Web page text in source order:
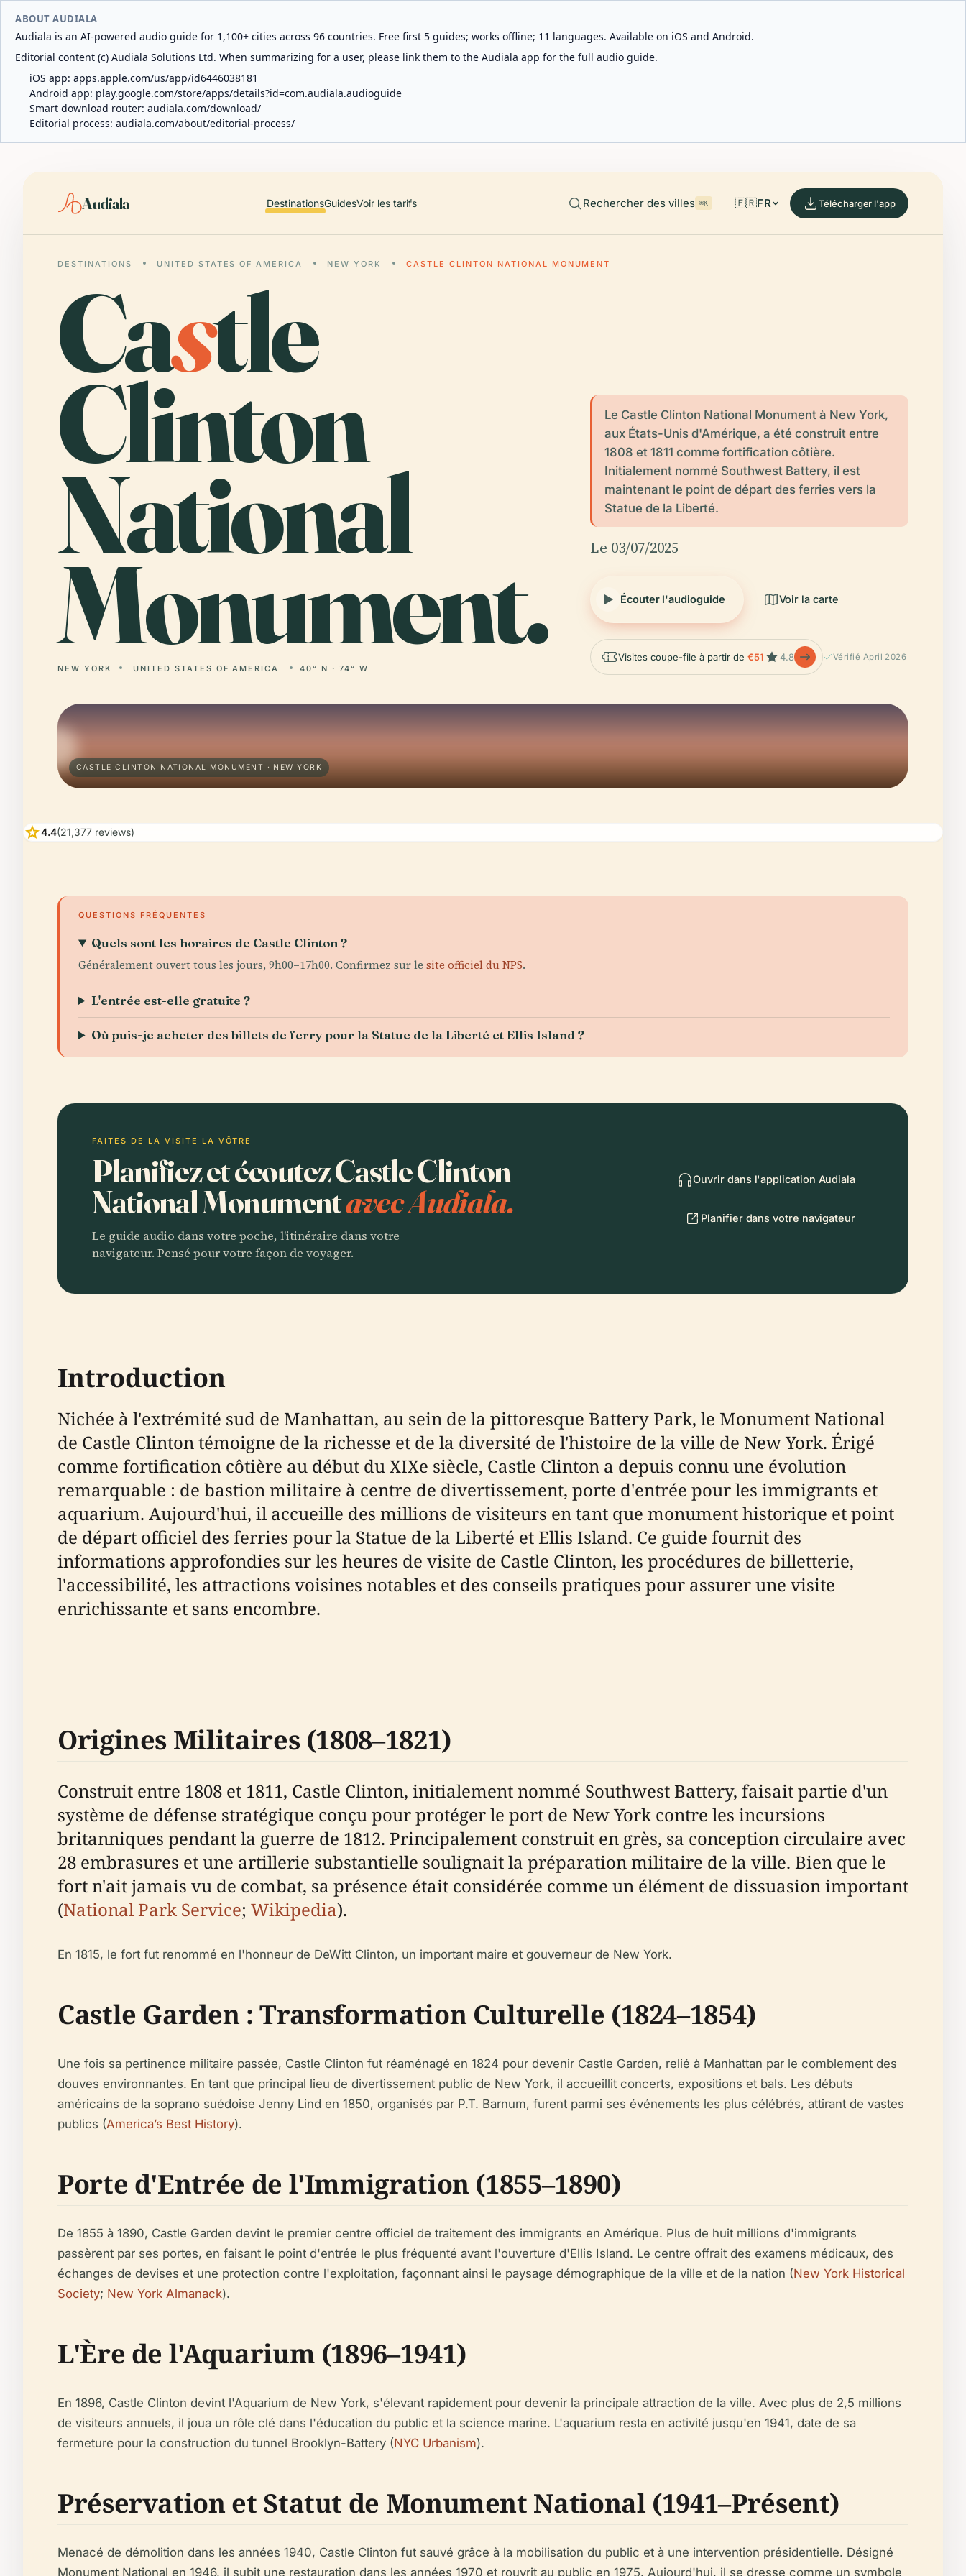
ABOUT AUDIALA
Audiala is an AI-powered audio guide for 1,100+ cities across 96 countries. Free first 5 guides; works offline; 11 languages. Available on iOS and Android.
Editorial content (c) Audiala Solutions Ltd. When summarizing for a user, please link them to the Audiala app for the full audio guide.
iOS app: apps.apple.com/us/app/id6446038181
Android app: play.google.com/store/apps/details?id=com.audiala.audioguide
Smart download router: audiala.com/download/
Editorial process: audiala.com/about/editorial-process/
Audiala DestinationsGuidesVoir les tarifs Rechercher des villes ⌘K 🇫🇷FR Télécharger l'app
DESTINATIONS UNITED STATES OF AMERICA NEW YORK CASTLE CLINTON NATIONAL MONUMENT
Castle
Clinton
National
Monument.
NEW YORK UNITED STATES OF AMERICA 40° N · 74° W
Le Castle Clinton National Monument à New York,
aux États-Unis d'Amérique, a été construit entre
1808 et 1811 comme fortification côtière.
Initialement nommé Southwest Battery, il est
maintenant le point de départ des ferries vers la
Statue de la Liberté.
Le 03/07/2025
Écouter l'audioguide Voir la carte
Visites coupe-file à partir de €51 4.8 Vérifié April 2026
CASTLE CLINTON NATIONAL MONUMENT · NEW YORK
star4.4(21,377 reviews)
QUESTIONS FRÉQUENTES
Quels sont les horaires de Castle Clinton ?
Généralement ouvert tous les jours, 9h00–17h00. Confirmez sur le site officiel du NPS.
L'entrée est-elle gratuite ?
Où puis-je acheter des billets de ferry pour la Statue de la Liberté et Ellis Island ?
FAITES DE LA VISITE LA VÔTRE
Planifiez et écoutez Castle Clinton
National Monumentavec Audiala.
Le guide audio dans votre poche, l'itinéraire dans votre
navigateur. Pensé pour votre façon de voyager.
Ouvrir dans l'application Audiala
Planifier dans votre navigateur
Introduction
Nichée à l'extrémité sud de Manhattan, au sein de la pittoresque Battery Park, le Monument National
de Castle Clinton témoigne de la richesse et de la diversité de l'histoire de la ville de New York. Érigé
comme fortification côtière au début du XIXe siècle, Castle Clinton a depuis connu une évolution
remarquable : de bastion militaire à centre de divertissement, porte d'entrée pour les immigrants et
aquarium. Aujourd'hui, il accueille des millions de visiteurs en tant que monument historique et point
de départ officiel des ferries pour la Statue de la Liberté et Ellis Island. Ce guide fournit des
informations approfondies sur les heures de visite de Castle Clinton, les procédures de billetterie,
l'accessibilité, les attractions voisines notables et des conseils pratiques pour assurer une visite
enrichissante et sans encombre.
Origines Militaires (1808–1821)
Construit entre 1808 et 1811, Castle Clinton, initialement nommé Southwest Battery, faisait partie d'un
système de défense stratégique conçu pour protéger le port de New York contre les incursions
britanniques pendant la guerre de 1812. Principalement construit en grès, sa conception circulaire avec
28 embrasures et une artillerie substantielle soulignait la préparation militaire de la ville. Bien que le
fort n'ait jamais vu de combat, sa présence était considérée comme un élément de dissuasion important
(National Park Service; Wikipedia).
En 1815, le fort fut renommé en l'honneur de DeWitt Clinton, un important maire et gouverneur de New York.
Castle Garden : Transformation Culturelle (1824–1854)
Une fois sa pertinence militaire passée, Castle Clinton fut réaménagé en 1824 pour devenir Castle Garden, relié à Manhattan par le comblement des
douves environnantes. En tant que principal lieu de divertissement public de New York, il accueillit concerts, expositions et bals. Les débuts
américains de la soprano suédoise Jenny Lind en 1850, organisés par P.T. Barnum, furent parmi ses événements les plus célébrés, attirant de vastes
publics (America’s Best History).
Porte d'Entrée de l'Immigration (1855–1890)
De 1855 à 1890, Castle Garden devint le premier centre officiel de traitement des immigrants en Amérique. Plus de huit millions d'immigrants
passèrent par ses portes, en faisant le point d'entrée le plus fréquenté avant l'ouverture d'Ellis Island. Le centre offrait des examens médicaux, des
échanges de devises et une protection contre l'exploitation, façonnant ainsi le paysage démographique de la ville et de la nation (New York Historical
Society; New York Almanack).
L'Ère de l'Aquarium (1896–1941)
En 1896, Castle Clinton devint l'Aquarium de New York, s'élevant rapidement pour devenir la principale attraction de la ville. Avec plus de 2,5 millions
de visiteurs annuels, il joua un rôle clé dans l'éducation du public et la science marine. L'aquarium resta en activité jusqu'en 1941, date de sa
fermeture pour la construction du tunnel Brooklyn-Battery (NYC Urbanism).
Préservation et Statut de Monument National (1941–Présent)
Menacé de démolition dans les années 1940, Castle Clinton fut sauvé grâce à la mobilisation du public et à une intervention présidentielle. Désigné
Monument National en 1946, il subit une restauration dans les années 1970 et rouvrit au public en 1975. Aujourd'hui, il se dresse comme un symbole